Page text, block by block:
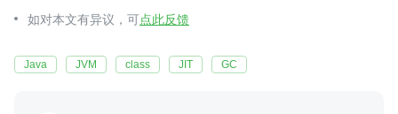
如对本文有异议，可点此反馈
Java JVM class JIT GC